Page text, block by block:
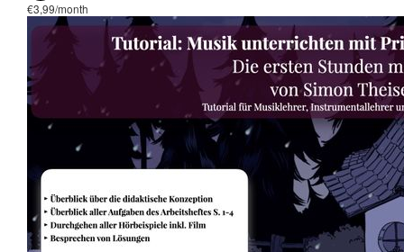
€3,99/month